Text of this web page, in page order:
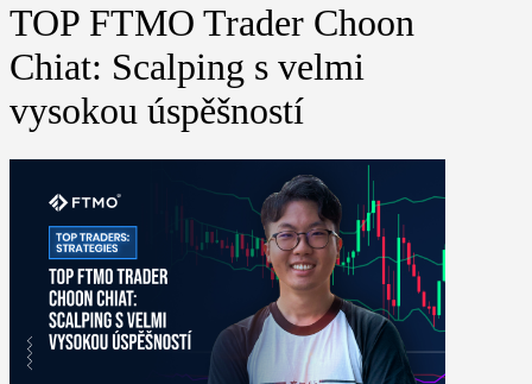
TOP FTMO Trader Choon
Chiat: Scalping s velmi
vysokou úspěšností